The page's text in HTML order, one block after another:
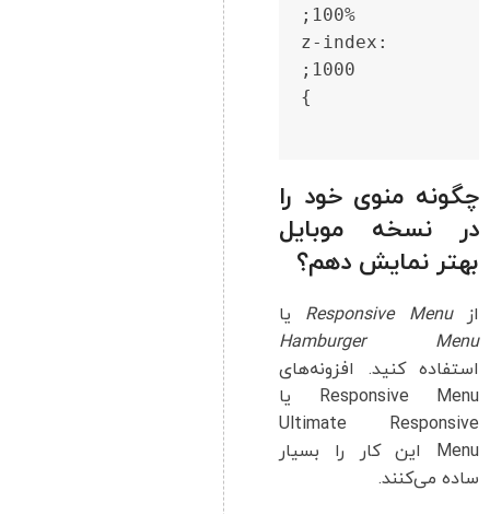
    z-index:
چگونه منوی خود را
در نسخه موبایل
بهتر نمایش دهم؟
ازResponsive Menu یا
Hamburger Menu
استفاده کنید. افزونه‌های
Responsive Menu یا
Ultimate Responsive
Menu این کار را بسیار
ساده می‌کنند.